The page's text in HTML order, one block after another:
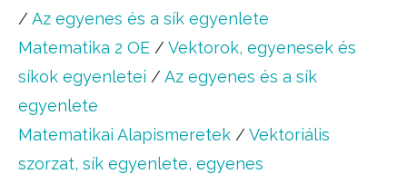
/ Az egyenes és a sík egyenlete
Matematika 2 OE / Vektorok, egyenesek és
síkok egyenletei / Az egyenes és a sík
egyenlete
Matematikai Alapismeretek / Vektoriális
szorzat, sík egyenlete, egyenes